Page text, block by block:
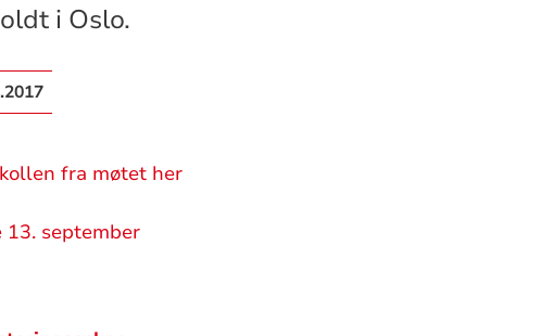
i Oslo.
fra møtet her
13. september